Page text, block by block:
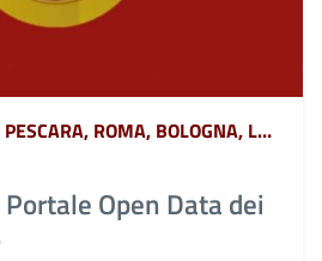
LATINA, FROSINONE, PESCARA, ROMA, BOLOGNA, L&#039;AQUILA, TERAMO, CHIETI, POTENZA, MATERA, CATANZARO, COSENZA, CROTONE, REGGIO CALABRIA, VIBO VALENTIA, AVELLINO, BENEVENTO, CASERTA, NAPOLI, SALERNO, FERRARA, FORLÌ-CESENA, MODENA, PARMA, PIACENZA, RAVENNA, REGGIO EMILIA, RIMINI, GORIZIA, PORDENONE, TRIESTE, UDINE, RIETI, VITERBO, GENOVA, IMPERIA, LA SPEZIA, SAVONA, BERGAMO, BRESCIA, COMO, CREMONA, LECCO, LODI, MANTOVA, MILANO, MONZA, PAVIA, SONDRIO, VARESE, ANCONA, ASCOLI PICENO, FERMO, MACERATA, CAMPOBASSO, ISERNIA, ALESSANDRIA, ASTI, BIELLA, CUNEO, NOVARA, TORINO, VERCELLI, BARI, BRINDISI, FOGGIA, LECCE, TARANTO, CAGLIARI, NUORO, ORISTANO, SASSARI, AGRIGENTO, CALTANISSETTA, CATANIA, ENNA, MESSINA, PALERMO, RAGUSA, SIRACUSA, TRAPANI, AREZZO, FIRENZE, GROSSETO, LIVORNO, LUCCA, MASSA CARRARA, PISA, PISTOIA, PRATO, SIENA, PERUGIA, TERNI, BELLUNO, BOLZANO, PADOVA, ROVIGO, TRENTO, TREVISO, VENEZIA, VERONA, VICENZA, MASSA, MONZA-BRIANZA, VERBANO-CUSIO-OSSOLA, PESARO-URBINO, BARLETTA-ANDRIA-TRANI, CAMPANIA, ABRUZZO, BASILICATA, CALABRIA, EMILIA ROMAGNA, FRIULI VENEZIA GIULIA, LAZIO, LIGURIA, LOMBARDIA, MARCHE, MOLISE, PIEMONTE, PUGLIA, SARDEGNA, SICILIA, TOSCANA, UMBRIA, VENETO E TRENTINO ALTO ADIGE, AOSTA
Open Data dei